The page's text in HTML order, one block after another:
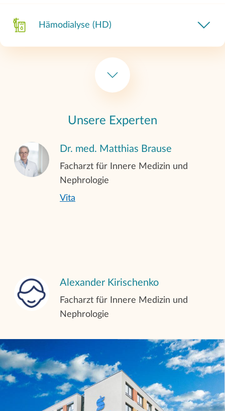
Hämodialyse (HD)
Peritonealdialyse (PD)
Intermittierende Peritonealdialyse
Automatisierte Peritonealdialyse
(APD)
Training für Peritonealdialyse und
Heimhämodialyse
Unsere Experten
Dr. med. Matthias Brause
Facharzt für Innere Medizin und
Nephrologie
Vita
Alexander Kirischenko
Facharzt für Innere Medizin und
Nephrologie